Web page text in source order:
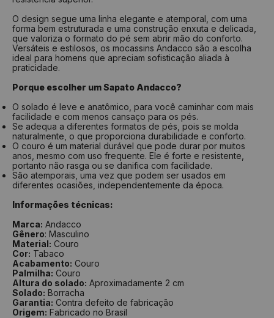
O design segue uma linha elegante e atemporal, com uma
forma bem estruturada e uma construção enxuta e delicada,
que valoriza o formato do pé sem abrir mão do conforto.
Versáteis e estilosos, os mocassins Andacco são a escolha
ideal para homens que apreciam sofisticação aliada à
praticidade.
Porque escolher um Sapato Andacco?
O solado é leve e anatômico, para você caminhar com mais
facilidade e com menos cansaço para os pés.
Se adequa a diferentes formatos de pés, pois se molda
naturalmente, o que proporciona durabilidade e conforto.
O couro é um material durável que pode durar por muitos
anos, mesmo com uso frequente. Ele é forte e resistente,
portanto não rasga ou se danifica com facilidade.
São atemporais, uma vez que podem ser usados em
diferentes ocasiões, independentemente da época.
Informações técnicas:
Marca: Andacco
Gênero: Masculino
Material: Couro
Cor: Tabaco
Acabamento: Couro
Palmilha: Couro
Altura do solado: Aproximadamente 2 cm
Solado: Borracha
Garantia: Contra defeito de fabricação
Origem: Fabricado no Brasil